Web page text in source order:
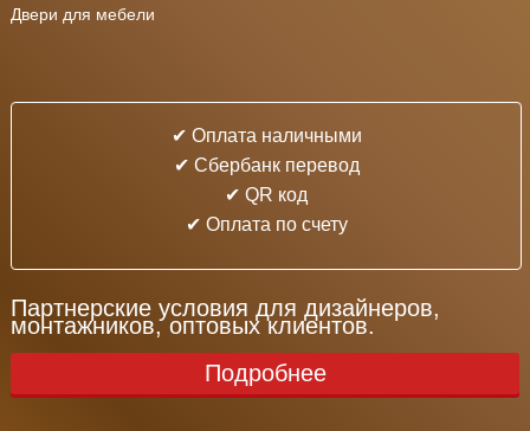
Двери для мебели
✔ Оплата наличными
✔ Cбербанк перевод
✔ QR код
✔ Оплата по счету
Партнерские условия для дизайнеров,
монтажников, оптовых клиентов.
Подробнее